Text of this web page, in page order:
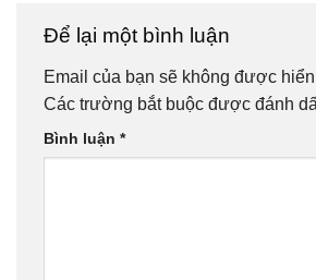
Để lại một bình luận
Email của bạn sẽ không được
Các trường bắt buộc được đánh
Bình luận *